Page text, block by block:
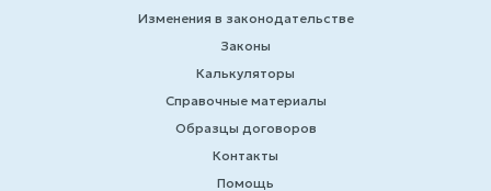
Изменения в законодательстве
Законы
Калькуляторы
Справочные материалы
Образцы договоров
Контакты
Помощь